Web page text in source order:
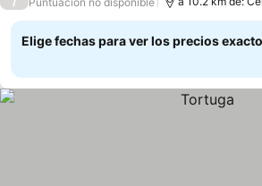
Elige fechas para ver los precios